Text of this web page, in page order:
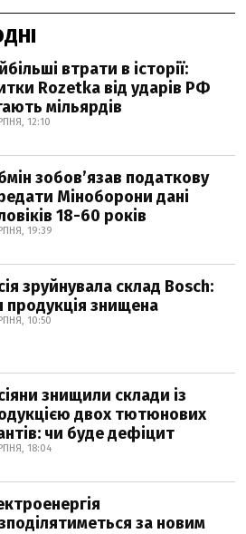
втрати в історії:
Rozetka від ударів РФ
мільярдів
12:10
зобовʼязав податкову
Міноборони дані
18-60 років
19:39
зруйнувала склад Bosch:
продукція знищена
10:50
знищили склади із
двох тютюнових
чи буде дефіцит
18:04
за новим